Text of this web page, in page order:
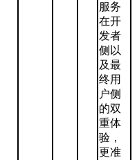
服务
在开
发者
侧以
及最
终用
户侧
的双
重体
验，
更准